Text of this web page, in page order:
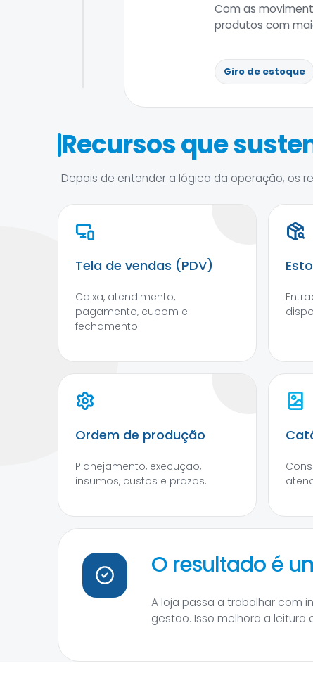
Com as
produtos com
Giro de estoque
Recursos que
Depois de entender a lógica da operação, os
Tela de vendas (PDV)
Caixa, atendimento,
pagamento, cupom e
fechamento.
Ordem de produção
Planejamento, execução,
insumos, custos e prazos.
O resultado é
A loja passa a trabalhar com
gestão. Isso melhora a